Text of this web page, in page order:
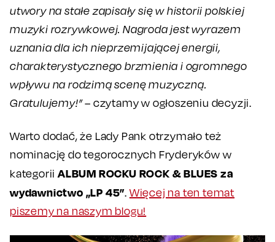
utwory na stałe zapisały się w historii polskiej
muzyki rozrywkowej. Nagroda jest wyrazem
uznania dla ich nieprzemijającej energii,
charakterystycznego brzmienia i ogromnego
wpływu na rodzimą scenę muzyczną.
Gratulujemy!”– czytamy w ogłoszeniu decyzji.
Warto dodać, że Lady Pank otrzymało też
nominację do tegorocznych Fryderyków w
kategoriiALBUM ROCKU ROCK & BLUES za
wydawnictwo „LP 45”.Więcej na ten temat
piszemy na naszym blogu!